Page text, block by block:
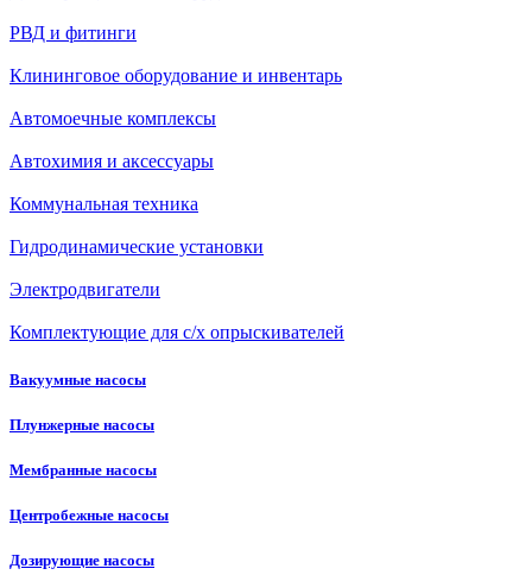
РВД и фитинги
Клининговое оборудование и инвентарь
Автомоечные комплексы
Автохимия и аксессуары
Коммунальная техника
Гидродинамические установки
Электродвигатели
Комплектующие для с/х опрыскивателей
Вакуумные насосы
Плунжерные насосы
Мембранные насосы
Центробежные насосы
Дозирующие насосы